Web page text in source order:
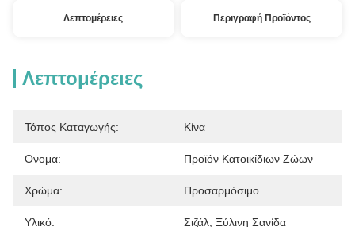
Λεπτομέρειες Περιγραφή Προϊόντος
Λεπτομέρειες
Τόπος Καταγωγής: Κίνα
Ονομα: Προϊόν Κατοικίδιων Ζώων
Χρώμα: Προσαρμόσιμο
Υλικό: Σιζάλ, Ξύλινη Σανίδα